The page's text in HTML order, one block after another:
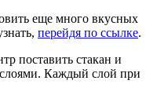
еще много вкусных
перейдя по ссылке.
поставить стакан и
слоями. Каждый слой при